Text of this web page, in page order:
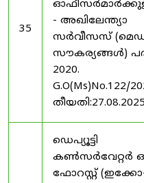
35
- അഖിലേന്ത്യാ
സർവീസസ്
സൗകര്യങ്ങൾ)
2020.
G.O(Ms)No.122/
തീയതി:27.08.2025
ഡെപ്യൂട്ടി
കൺസർവേറ്റർ
ഫോറസ്റ്റ്